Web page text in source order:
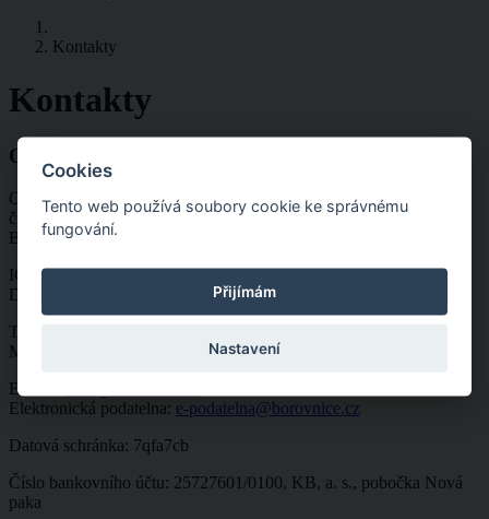
Kontakty
Kontakty
Obecní úřad Borovnice
Obec Borovnice
čp. 39
Borovnice u Staré Paky, 544 77
IČO: 00580210
DIČ: CZ00580210
Telefon:
Mobil:
E-mail:
Elektronická podatelna: e-podatelna@borovnice.cz
Datová schránka: 7qfa7cb
Číslo bankovního účtu: 25727601/0100, KB, a. s., pobočka Nová
paka
Cookies
Tento web používá soubory cookie ke správnému
fungování.
Přijímám
Nastavení